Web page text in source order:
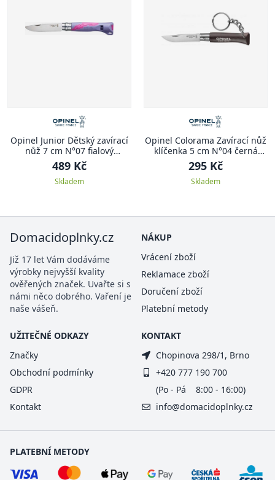
Opinel Junior Dětský zavírací
nůž 7 cm N°07 fialový
OUTDOOR JUNIOR
489 Kč
Skladem
Opinel Colorama Zavírací nůž
klíčenka 5 cm N°04 černá
COLORAMA
295 Kč
Skladem
Domacidoplnky.cz
Již 17 let Vám dodáváme
výrobky nejvyšší kvality
ověřených značek. Uvařte si s
námi něco dobrého. Vaření je
naše vášeň.
NÁKUP
Vrácení zboží
Reklamace zboží
Doručení zboží
Platební metody
UŽITEČNÉ ODKAZY
Značky
Obchodní podmínky
GDPR
Kontakt
KONTAKT
Chopinova 298/1, Brno
+420 777 190 700
(Po - Pá 8:00 - 16:00)
info@domacidoplnky.cz
PLATEBNÍ METODY